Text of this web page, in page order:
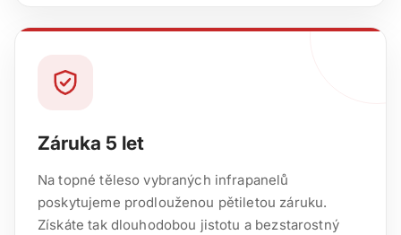
Záruka 5 let
Na topné těleso vybraných infrapanelů
poskytujeme prodlouženou pětiletou záruku.
Získáte tak dlouhodobou jistotu a bezstarostný